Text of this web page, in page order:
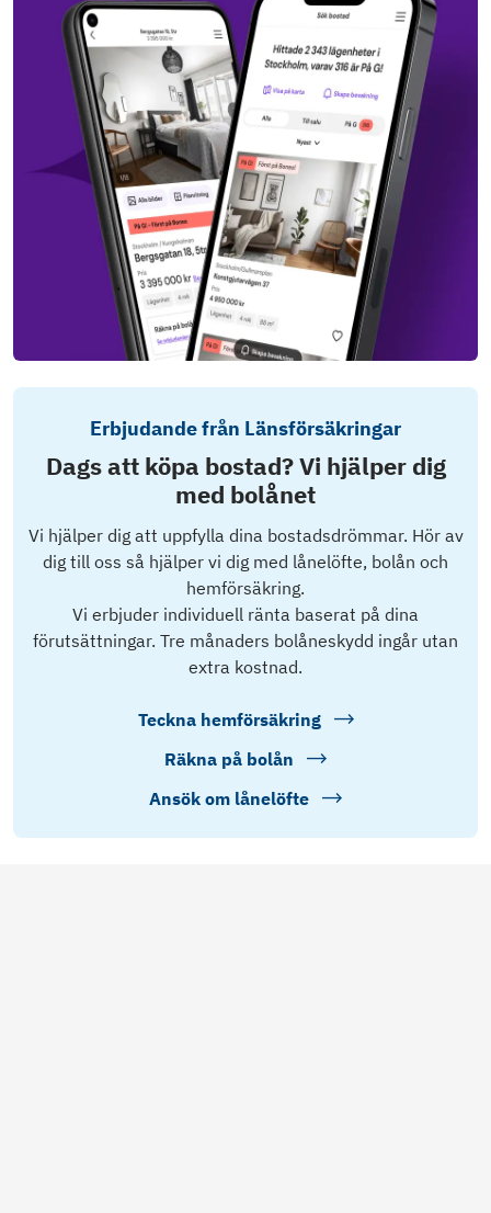
Erbjudande från Länsförsäkringar
Dags att köpa bostad? Vi hjälper dig
med bolånet
Vi hjälper dig att uppfylla dina bostadsdrömmar. Hör av
dig till oss så hjälper vi dig med lånelöfte, bolån och
hemförsäkring.
Vi erbjuder individuell ränta baserat på dina
förutsättningar. Tre månaders bolåneskydd ingår utan
extra kostnad.
Teckna hemförsäkring
Räkna på bolån
Ansök om lånelöfte